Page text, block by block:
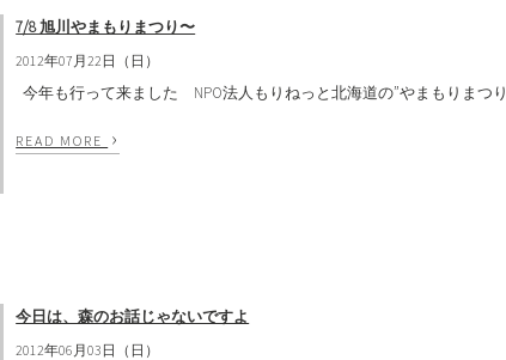
7/8 旭川やまもりまつり〜
2012年07月22日（日）
今年も行って来ました NPO法人もりねっと北海道の”やまもりまつ
READ MORE ›
今日は、森のお話じゃないですよ
2012年06月03日（日）